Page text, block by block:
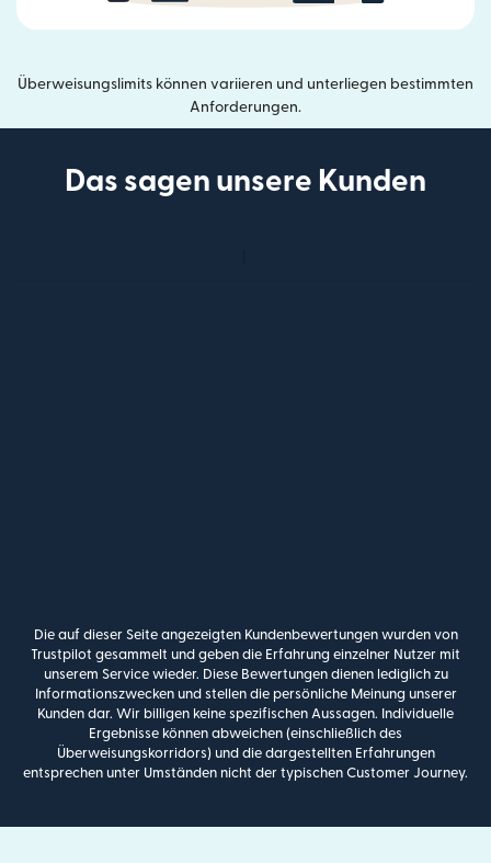
Überweisungslimits können variieren und unterliegen bestimmten
Anforderungen.
Das sagen unsere Kunden
Die auf dieser Seite angezeigten Kundenbewertungen wurden von
Trustpilot gesammelt und geben die Erfahrung einzelner Nutzer mit
unserem Service wieder. Diese Bewertungen dienen lediglich zu
Informationszwecken und stellen die persönliche Meinung unserer
Kunden dar. Wir billigen keine spezifischen Aussagen. Individuelle
Ergebnisse können abweichen (einschließlich des
Überweisungskorridors) und die dargestellten Erfahrungen
entsprechen unter Umständen nicht der typischen Customer Journey.